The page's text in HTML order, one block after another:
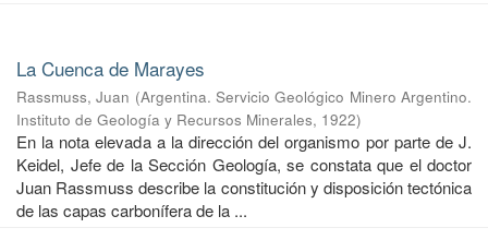
La Cuenca de Marayes
Rassmuss, Juan (Argentina. Servicio Geológico Minero Argentino.
Instituto de Geología y Recursos Minerales, 1922)
En la nota elevada a la dirección del organismo por parte de J.
Keidel, Jefe de la Sección Geología, se constata que el doctor
Juan Rassmuss describe la constitución y disposición tectónica
de las capas carbonífera de la ...